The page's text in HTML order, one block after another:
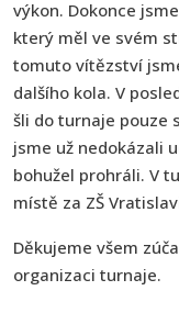
výkon. Dokonce
který měl ve svém
tomuto vítězství
dalšího kola. V
šli do turnaje pouze
jsme už nedokázali
bohužel prohráli. V
místě za ZŠ
Děkujeme všem
organizaci turnaje.